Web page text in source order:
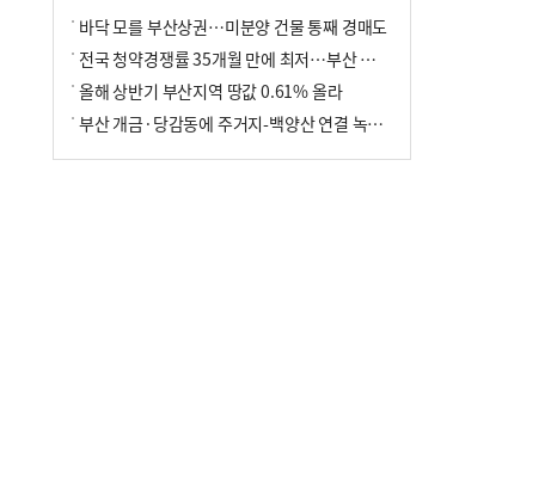
바닥 모를 부산상권…미분양 건물 통째 경매도
전국 청약경쟁률 35개월 만에 최저…부산 미분양 ‘적체’ 심화
올해 상반기 부산지역 땅값 0.61% 올라
부산 개금·당감동에 주거지-백양산 연결 녹지 조성